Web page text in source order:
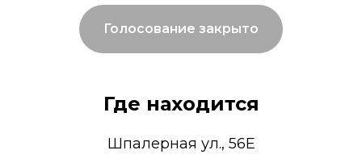
Голосование закрыто
Где находится
Шпалерная ул., 56Е